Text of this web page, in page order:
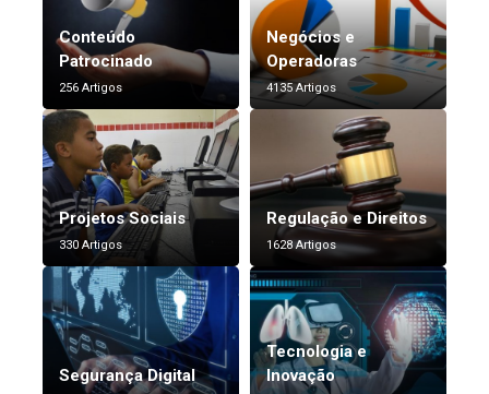
Conteúdo
Patrocinado
256 Artigos
Negócios e
Operadoras
4135 Artigos
Projetos Sociais
330 Artigos
Regulação e Direitos
1628 Artigos
Segurança Digital
Tecnologia e
Inovação